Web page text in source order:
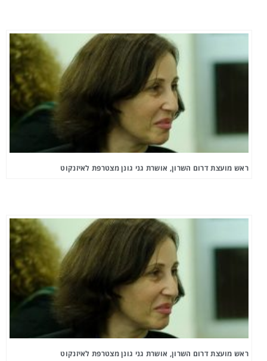
ראש מועצת דרום השרון, אושרת גני גונן מצטרפת לאיזנקוט
ראש מועצת דרום השרון, אושרת גני גונן מצטרפת לאיזנקוט